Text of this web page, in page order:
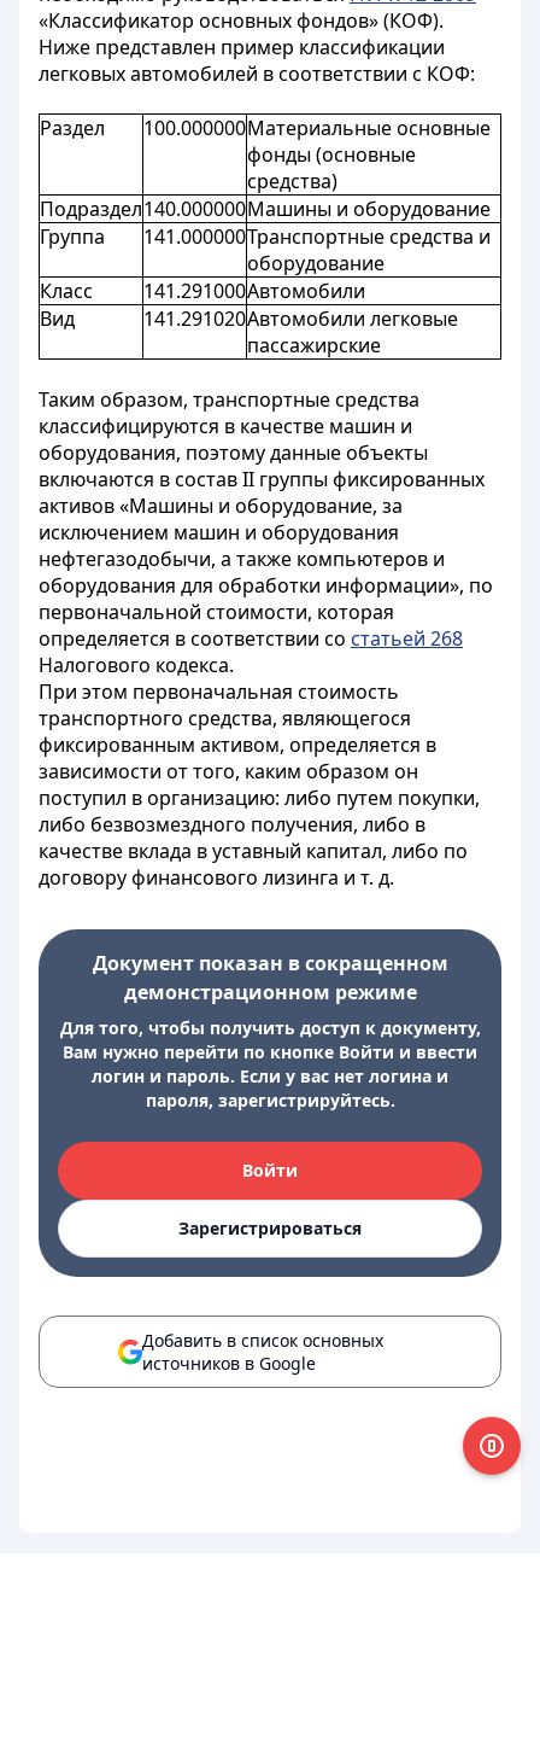
«Классификатор основных фондов» (КОФ).
Ниже представлен пример классификации
легковых автомобилей в соответствии с КОФ:
Раздел 100.000000Материальные основные
фонды (основные
средства)
Подраздел140.000000Машины и оборудование
Группа
141.000000Транспортные средства и
оборудование
Класс
141.291000Автомобили
Вид
141.291020Автомобили легковые
пассажирские
Таким образом, транспортные средства
классифицируются в качестве машин и
оборудования, поэтому данные объекты
включаются в состав II группы фиксированных
активов «Машины и оборудование, за
исключением машин и оборудования
нефтегазодобычи, а также компьютеров и
оборудования для обработки информации», по
первоначальной стоимости, которая
определяется в соответствии со статьей 268
Налогового кодекса.
При этом первоначальная стоимость
транспортного средства, являющегося
фиксированным активом, определяется в
зависимости от того, каким образом он
поступил в организацию: либо путем покупки,
либо безвозмездного получения, либо в
качестве вклада в уставный капитал, либо по
договору финансового лизинга и т. д.
Документ показан в сокращенном
демонстрационном режиме
Для того, чтобы получить доступ к документу,
Вам нужно перейти по кнопке Войти и ввести
логин и пароль. Если у вас нет логина и
пароля, зарегистрируйтесь.
Войти
Зарегистрироваться
Добавить в список основных
источников в Google